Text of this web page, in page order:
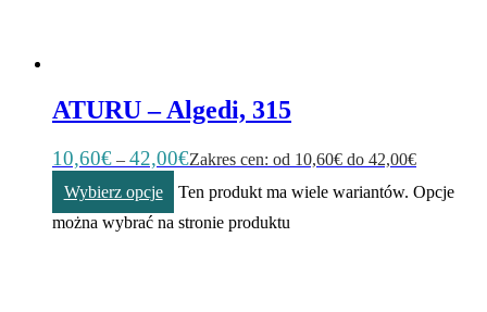
ATURU – Algedi, 315
10,60€ – 42,00€Zakres cen: od 10,60€ do 42,00€
Wybierz opcje
Ten produkt ma wiele wariantów. Opcje
można wybrać na stronie produktu